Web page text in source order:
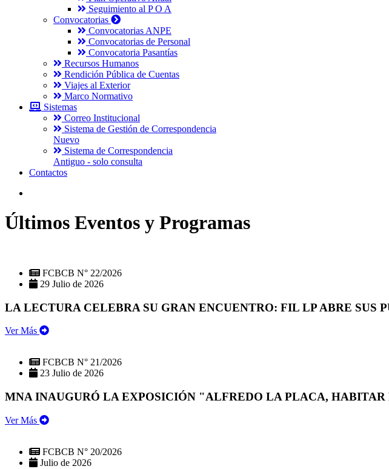
Seguimiento al P O A
Convocatorias
Convocatorias ANPE
Convocatorias de Personal
Convocatoria Pasantías
Recursos Humanos
Rendición Pública de Cuentas
Viajes al Exterior
Marco Normativo
Sistemas
Correo Institucional
Sistema de Gestión de Correspondencia
Nuevo
Sistema de Correspondencia
Antiguo - solo consulta
Contactos
Últimos Eventos y Programas
FCBCB N° 22/2026
29 Julio de 2026
LA LECTURA CELEBRA SU GRAN ENCUENTRO: FIL LP ABRE SUS
Ver Más
FCBCB N° 21/2026
23 Julio de 2026
MNA INAUGURÓ LA EXPOSICIÓN "ALFREDO LA PLACA,
Ver Más
FCBCB N° 20/2026
Julio de 2026